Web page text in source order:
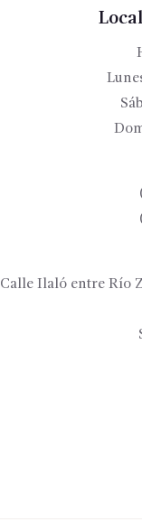
Calle Ilaló entre Río